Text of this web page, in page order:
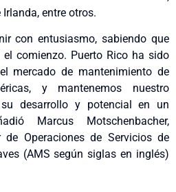
entre otros.
con entusiasmo, sabiendo que
comienzo. Puerto Rico ha sido
mercado de mantenimiento de
y mantenemos nuestro
desarrollo y potencial en un
Marcus Motschenbacher,
de Operaciones de Servicios de
(AMS según siglas en inglés)